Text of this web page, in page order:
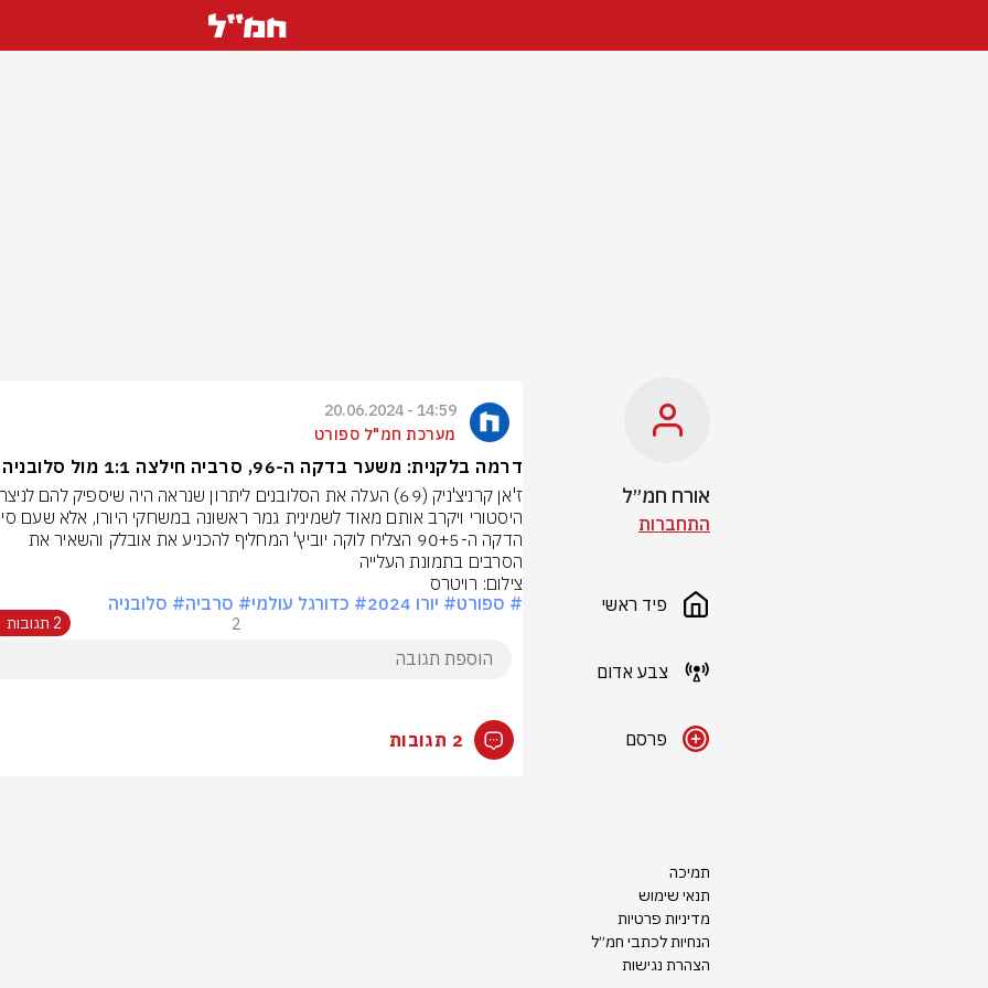
אורח חמ״ל
התחברות
פיד ראשי
צבע אדום
פרסם
תמיכה
תנאי שימוש
מדיניות פרטיות
הנחיות לכתבי חמ״ל
הצהרת נגישות
14:59 - 20.06.2024
מערכת חמ"ל ספורט
דרמה בלקנית: משער בדקה ה-96, סרביה חילצה 1:1 מול סלובניה
הסרבים בתמונת העלייה
צילום: רויטרס
# ספורט# יורו 2024 # כדורגל עולמי# סרביה# סלובניה
2 2 תגובות
2 תגובות